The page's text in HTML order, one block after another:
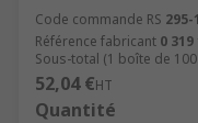
Code commande RS 295-
Référence fabricant 0 319
Sous-total (1 boîte de
52,04 €HT
Quantité